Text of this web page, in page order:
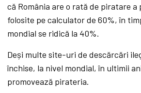
că România are o rată de piratare a
folosite pe calculator de 60%, în
mondial se ridică la 40%.
Deși multe site-uri de descărcări
închise, la nivel mondial, în ultimii
promovează pirateria.